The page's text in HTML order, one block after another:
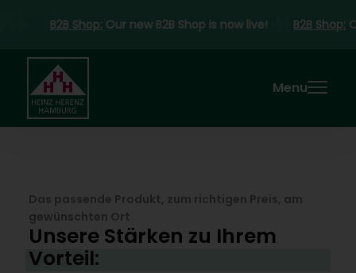
B2B Shop: Our new B2B Shop is now live! B2B Shop:
Menu
Das passende Produkt, zum richtigen Preis, am
gewünschten Ort
Unsere Stärken zu Ihrem
Vorteil: